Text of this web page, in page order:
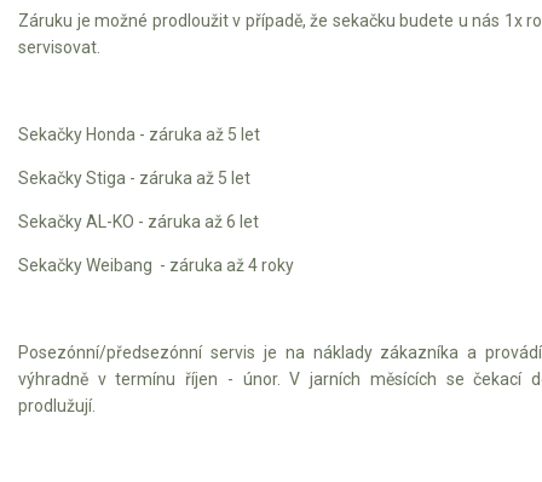
Záruku je možné prodloužit v případě, že sekačku budete u nás 1x
servisovat.
Sekačky Honda - záruka až 5 let
Sekačky Stiga - záruka až 5 let
Sekačky AL-KO - záruka až 6 let
Sekačky Weibang - záruka až 4 roky
Posezónní/předsezónní servis je na náklady zákazníka a
výhradně v termínu říjen - únor. V jarních měsících se čekací
prodlužují.